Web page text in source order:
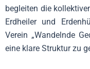
begleiten die
Erdheiler und
Verein „Wandelnde
eine klare Struktur zu